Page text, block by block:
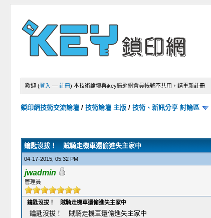
歡迎 (登入 —註冊) 本技術論壇與ikey鑰匙網會員帳號不共用，請重新註冊
鎖印網技術交流論壇 /技術論壇 主版 /技術、新訊分享 討論區
鑰匙沒拔！ 賊騎走機車還偷進失主家中
04-17-2015, 05:32 PM
jwadmin
管理員
鑰匙沒拔！ 賊騎走機車還偷進失主家中
鑰匙沒拔！ 賊騎走機車還偷進失主家中